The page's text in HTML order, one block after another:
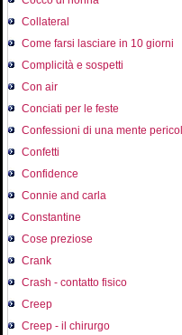
Collateral
Come farsi lasciare in 10 giorni
Complicità e sospetti
Con air
Conciati per le feste
Confessioni di una mente
Confetti
Confidence
Connie and carla
Constantine
Cose preziose
Crank
Crash - contatto fisico
Creep
Creep - il chirurgo